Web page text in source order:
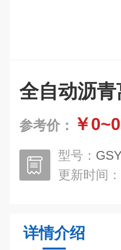
全自动沥
参考价： ￥0~0
型号：
更新时间：
详情介绍